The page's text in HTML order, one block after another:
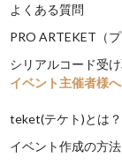
よくある質問
PRO ARTEKET（プ
シリアルコード受け
イベント主催者様へ
teket(テケト)とは？
イベント作成の方法